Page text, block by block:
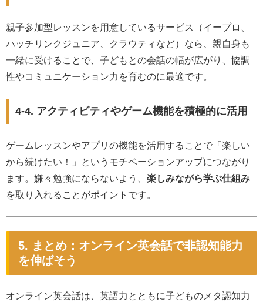
親子参加型レッスンを用意しているサービス（イープロ、
ハッチリンクジュニア、クラウティなど）なら、親自身も
一緒に受けることで、子どもとの会話の幅が広がり、協調
性やコミュニケーション力を育むのに最適です。
4-4. アクティビティやゲーム機能を積極的に活用
ゲームレッスンやアプリの機能を活用することで「楽しい
から続けたい！」というモチベーションアップにつながり
ます。嫌々勉強にならないよう、 楽しみながら学ぶ仕組み
を取り入れることがポイントです。
5. まとめ：オンライン英会話で非認知能力
を伸ばそう
オンライン英会話は、英語力とともに子どものメタ認知力